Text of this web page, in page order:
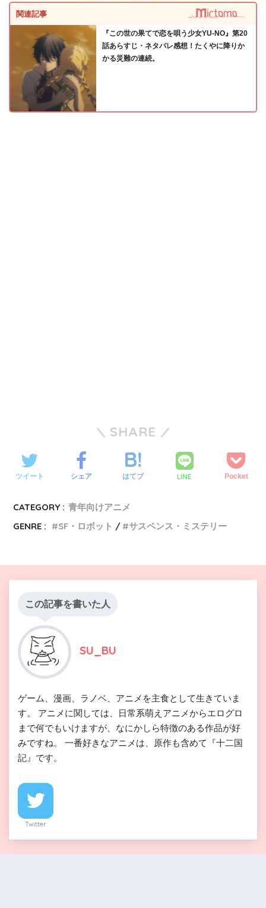
関連記事
『この世の果てで恋を唄う少女YU-NO』第20
話あらすじ・ネタバレ感想！たくやに降りか
かる災難の連続。
SHARE
ツイート シェア はてブ LINE Pocket
CATEGORY : 青年向けアニメ
GENRE :
SF・ロボット サスペンス・ミステリー
この記事を書いた人
SU_BU
ゲーム、漫画、ラノベ、アニメを主食として生きていま
す。 アニメに関しては、日常系萌えアニメからエログロ
まで何でもいけますが、なにかしら特徴のある作品が好
みですね。 一番好きなアニメは、原作も含めて『十二国
記』です。
Twitter